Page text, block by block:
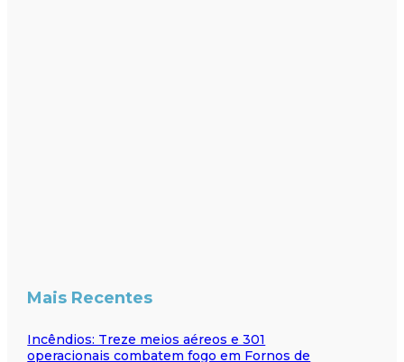
Mais Recentes
Incêndios: Treze meios aéreos e 301
operacionais combatem fogo em Fornos de